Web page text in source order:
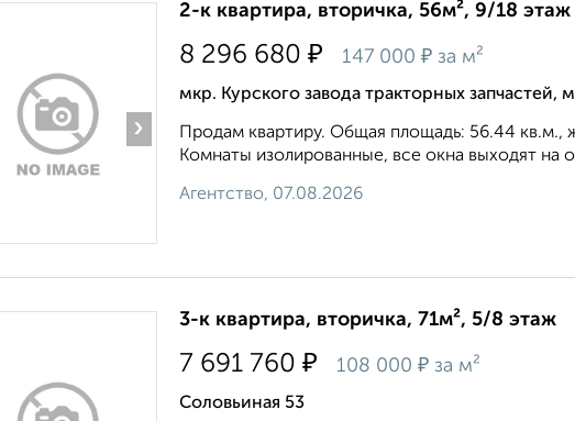
›
2-к квартира, вторичка, 56м², 9/18 этаж
8 296 680 ₽ 147 000 ₽ за м²
мкр. Курского завода тракторных запчастей,
Продам квартиру. Общая площадь: 56.44 кв.м.,
Комнаты изолированные, все окна выходят на
Агентство, 07.08.2026
3-к квартира, вторичка, 71м², 5/8 этаж
7 691 760 ₽ 108 000 ₽ за м²
Соловьиная 53